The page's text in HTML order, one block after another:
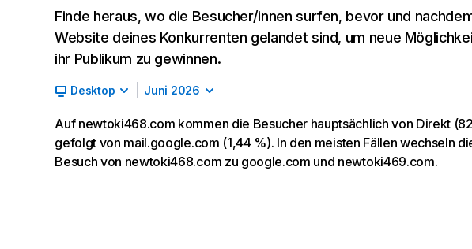
Finde heraus, wo die Besucher/innen surfen, bevor und
Website deines Konkurrenten gelandet sind, um neue
ihr Publikum zu gewinnen.
Desktop Juni 2026
Auf newtoki468.com kommen die Besucher hauptsächlich von Direkt
gefolgt von mail.google.com (1,44 %). In den meisten Fällen wechseln
Besuch von newtoki468.com zu google.com und newtoki469.com.